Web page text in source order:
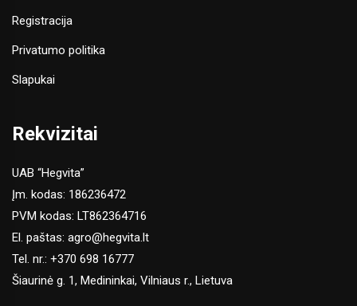
Registracija
Privatumo politika
Slapukai
Rekvizitai
UAB “Hegvita”
Įm. kodas: 186236472
PVM kodas: LT862364716
El. paštas: agro@hegvita.lt
Tel. nr.: +370 698 16777
Šiaurinė g. 1, Medininkai, Vilniaus r., Lietuva